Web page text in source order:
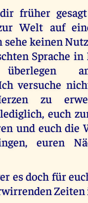
früher
Welt auf
sehe keinen
Sprache
versuche
zu
euch
und euch die
euren
es doch für
Zeiten